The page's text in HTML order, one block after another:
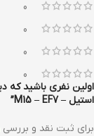
0
0
0
0
استیل – M15 – EF7”
برای ثبت نقد و بررسی